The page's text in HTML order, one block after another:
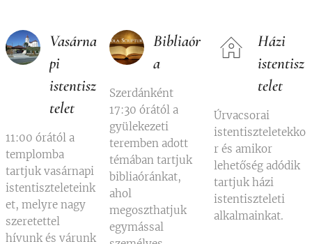
Vasárna
pi
istentisz
telet
11:00 órától a
templomba
tartjuk vasárnapi
istentiszteleteink
et, melyre nagy
szeretettel
hívunk és várunk
Bibliaór
a
Szerdánként
17:30 órától a
gyülekezeti
teremben adott
témában tartjuk
bibliaóránkat,
ahol
megoszthatjuk
egymással
Házi
istentisz
telet
Úrvacsorai
istentiszteletekko
r és amikor
lehetőség adódik
tartjuk házi
istentiszteleti
alkalmainkat.